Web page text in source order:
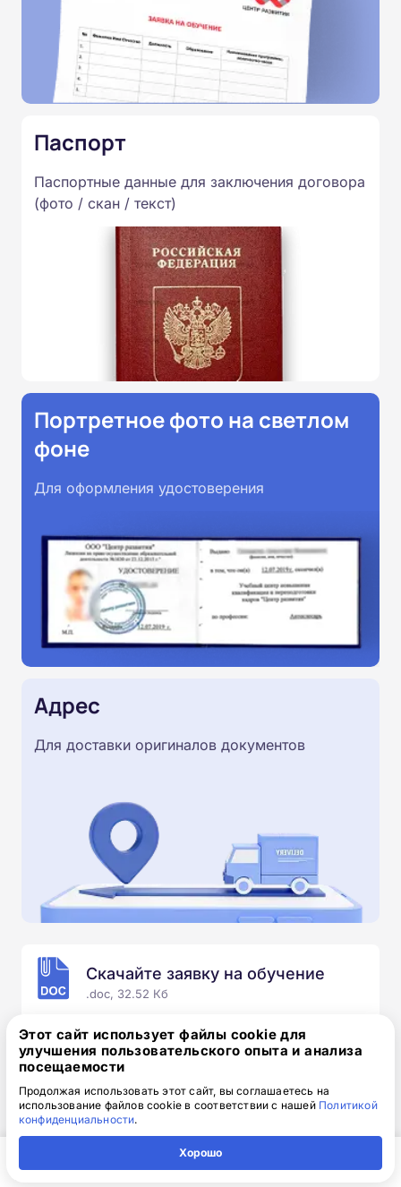
Паспорт
Паспортные данные для заключения договора
(фото / скан / текст)
Портретное фото на светлом
фоне
Для оформления удостоверения
Адрес
Для доставки оригиналов документов
Скачайте заявку на обучение
.doc, 32.52 Кб
Скачайте шаблон, заполните и отправьте по
электронной почтеinfo@1-academy.ru
Обязательно укажите контактный номер телефон.
Наш специалист свяжется с вами и утонит все
детали.
Этот сайт использует файлы cookie для
улучшения пользовательского опыта и анализа
посещаемости
Продолжая использовать этот сайт, вы соглашаетесь на
использование файлов cookie в соответствии с нашей Политикой
конфиденциальности.
Хорошо